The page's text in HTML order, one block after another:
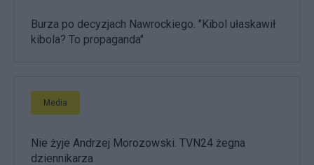
Burza po decyzjach Nawrockiego. "Kibol ułaskawił
kibola? To propaganda"
Media
Nie żyje Andrzej Morozowski. TVN24 żegna
dziennikarza